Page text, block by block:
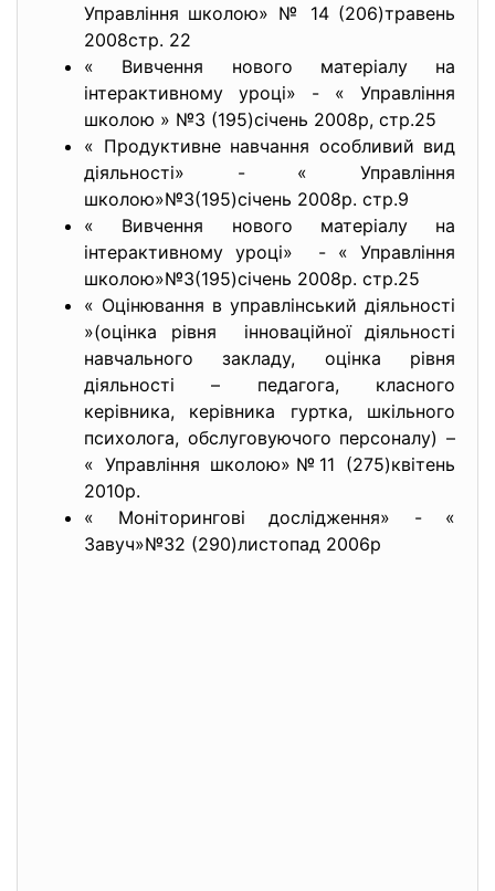
Управління школою» № 14 (206)травень
2008стр. 22
« Вивчення нового матеріалу на
інтерактивному уроці» - « Управління
школою » №3 (195)січень 2008р, стр.25
« Продуктивне навчання особливий вид
діяльності» - « Управління
школою»№3(195)січень 2008р. стр.9
« Вивчення нового матеріалу на
інтерактивному уроці» - « Управління
школою»№3(195)січень 2008р. стр.25
« Оцінювання в управлінський діяльності
»(оцінка рівня інноваційної діяльності
навчального закладу, оцінка рівня
діяльності – педагога, класного
керівника, керівника гуртка, шкільного
психолога, обслуговуючого персоналу) –
« Управління школою»№11 (275)квітень
2010р.
« Моніторингові дослідження» - «
Завуч»№32 (290)листопад 2006р